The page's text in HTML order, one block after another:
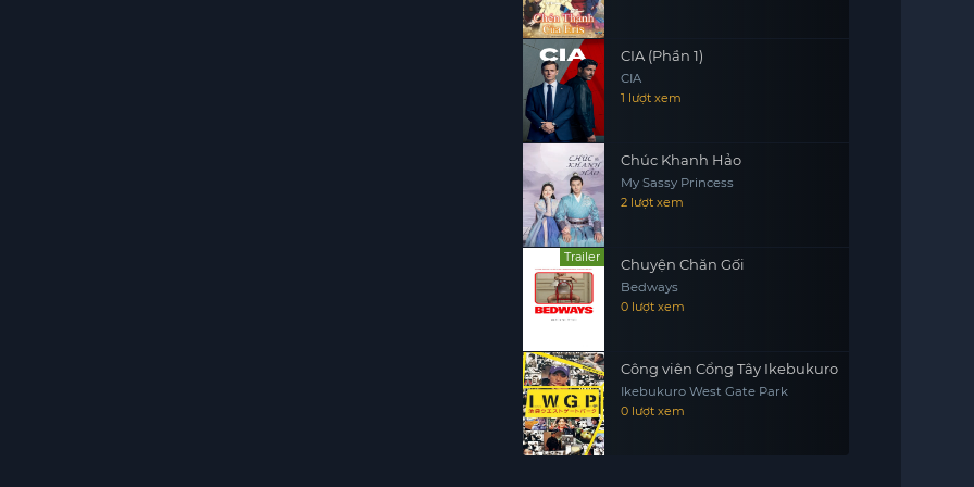
CIA (Phần 1)
CIA
1 lượt xem
Chúc Khanh Hảo
My Sassy Princess
2 lượt xem
Trailer Chuyện Chăn Gối
Bedways
0 lượt xem
Công viên Cổng Tây Ikebukuro
Ikebukuro West Gate Park
0 lượt xem